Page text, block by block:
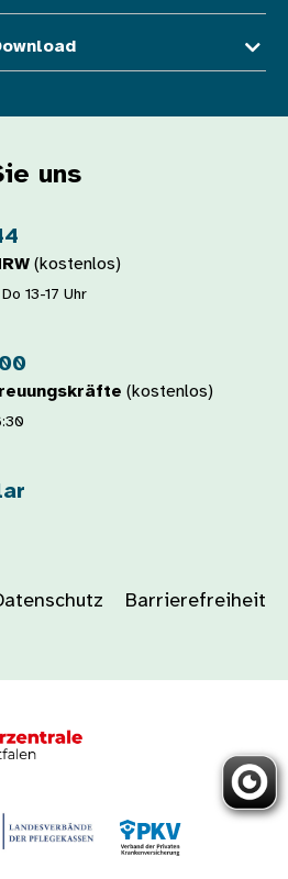
uns
(kostenlos)
13-17 Uhr
(kostenlos)
Barrierefreiheit